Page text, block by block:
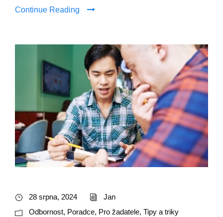
Continue Reading
28 srpna, 2024
Jan
Odbornost, Poradce, Pro žadatele, Tipy a triky